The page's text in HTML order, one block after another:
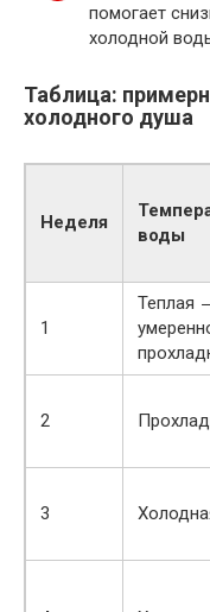
помогает
холодной
Таблица:
холодного душа
Неделя
воды
1
Теплая
2
3